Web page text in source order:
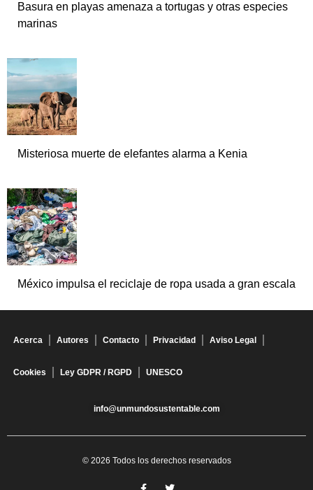
Basura en playas amenaza a tortugas y otras especies
marinas
Misteriosa muerte de elefantes alarma a Kenia
México impulsa el reciclaje de ropa usada a gran escala
Acerca Autores Contacto Privacidad Aviso Legal
Cookies Ley GDPR / RGPD UNESCO
info@unmundosustentable.com
© 2026 Todos los derechos reservados